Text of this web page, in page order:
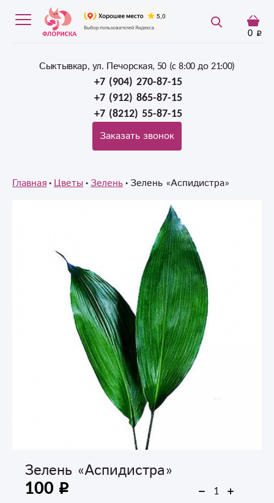
0
Сыктывкар, ул. Печорская, 50 (c 8:00 до 21:00)
+7 (904) 270-87-15
+7 (912) 865-87-15
+7 (8212) 55-87-15
Заказать звонок
Главная Цветы Зелень Зелень «Аспидистра»
Зелень «Аспидистра»
100